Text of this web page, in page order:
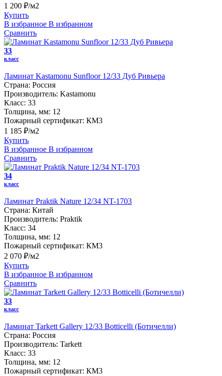
1 200 ₽/м2
Купить
В избранное В избранном
Сравнить
33
класс
Ламинат Kastamonu Sunfloor 12/33 Дуб Ривьера
Страна: Россия
Производитель: Kastamonu
Класс: 33
Толщина, мм: 12
Пожарный сертификат: КМ3
1 185 ₽/м2
Купить
В избранное В избранном
Сравнить
34
класс
Ламинат Praktik Nature 12/34 NT-1703
Страна: Китай
Производитель: Praktik
Класс: 34
Толщина, мм: 12
Пожарный сертификат: КМ3
2 070 ₽/м2
Купить
В избранное В избранном
Сравнить
33
класс
Ламинат Tarkett Gallery 12/33 Botticelli (Ботичелли)
Страна: Россия
Производитель: Tarkett
Класс: 33
Толщина, мм: 12
Пожарный сертификат: КМ3